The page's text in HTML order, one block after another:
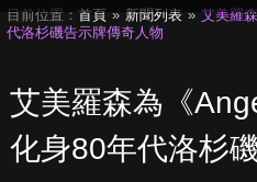
目前位置： 首頁 新聞列表
艾美羅
代洛杉磯告示牌傳奇人物
艾美羅森為《
化身80年代洛杉